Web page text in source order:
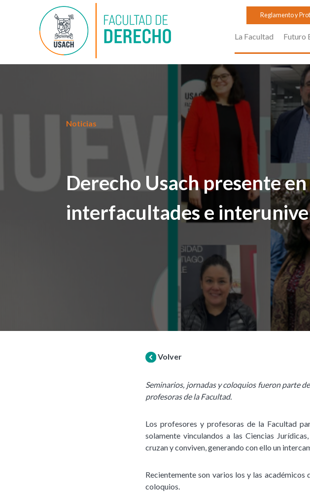
Reglamento y
La Facultad Futuro
Noticias
Derecho Usach presente
interfacultades e
Volver
Seminarios, jornadas y coloquios fueron parte
profesoras de la Facultad.
Los profesores y profesoras de la Facultad
solamente vinculandos a las Ciencias
cruzan y conviven, generando con ello un
Recientemente son varios los y las
coloquios.